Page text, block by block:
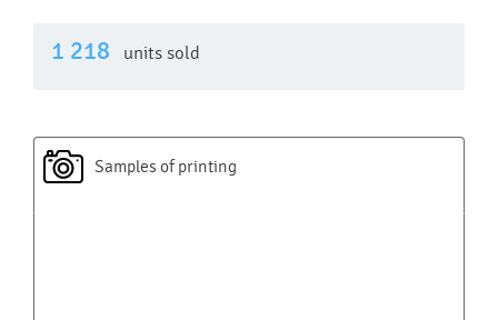
1 218 units sold
Samples of printing